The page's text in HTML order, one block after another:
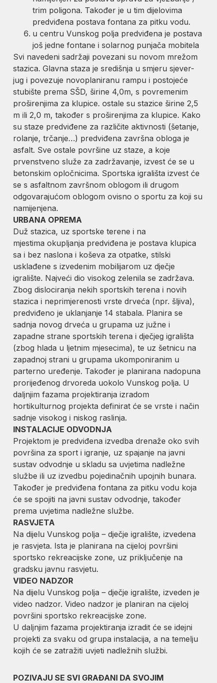
trim poligona. Također je u tim dijelovima
predviđena postava fontana za pitku vodu.
u centru Vunskog polja predviđena je postava
još jedne fontane i solarnog punjača mobitela
Svi navedeni sadržaji povezani su novom mrežom
stazica. Glavna staza je središnja u smjeru sjever-
jug i povezuje novoplaniranu rampu i postojeće
stubište prema SŠD, širine 4,0m, s povremenim
proširenjima za klupice. ostale su stazice širine 2,5
m ili 2,0 m, također s proširenjima za klupice. Kako
su staze predviđene za različite aktivnosti (šetanje,
rolanje, trčanje…) predviđena završna obloga je
asfalt. Sve ostale površine uz staze, a koje
prvenstveno služe za zadržavanje, izvest će se u
betonskim opločnicima. Sportska igrališta izvest će
se s asfaltnom završnom oblogom ili drugom
odgovarajućom oblogom ovisno o sportu za koji su
namijenjena.
URBANA OPREMA
Duž stazica, uz sportske terene i na
mjestima okupljanja predviđena je postava klupica
sa i bez naslona i koševa za otpatke, stilski
usklađene s izvedenim mobilijarom uz dječje
igralište. Najveći dio visokog zelenila se zadržava.
Zbog dislociranja nekih sportskih terena i novih
stazica i neprimjerenosti vrste drveća (npr. šljiva),
predviđeno je uklanjanje 14 stabala. Planira se
sadnja novog drveća u grupama uz južne i
zapadne strane sportskih terena i dječjeg igrališta
(zbog hlada u ljetnim mjesecima), te uz šetnicu na
zapadnoj strani u grupama ukomponiranim u
parterno uređenje. Također je planirana nadopuna
prorijeđenog drvoreda uokolo Vunskog polja. U
daljnjim fazama projektiranja izradom
hortikulturnog projekta definirat će se vrste i način
sadnje visokog i niskog raslinja.
INSTALACIJE ODVODNJA
Projektom je predviđena izvedba drenaže oko svih
površina za sport i igranje, uz spajanje na javni
sustav odvodnje u skladu sa uvjetima nadležne
službe ili uz izvedbu pojedinačnih upojnih bunara.
Također je predviđena fontana za pitku vodu koja
će se spojiti na javni sustav odvodnje, također
prema uvjetima nadležne službe.
RASVJETA
Na dijelu Vunskog polja – dječje igralište, izvedena
je rasvjeta. Ista je planirana na cijeloj površini
sportsko rekreacijske zone, uz priključenje na
gradsku javnu rasvjetu.
VIDEO NADZOR
Na dijelu Vunskog polja – dječje igralište, izveden je
video nadzor. Video nadzor je planiran na cijeloj
površini sportsko rekreacijske zone.
U daljnjim fazama projektiranja izradit će se idejni
projekti za svaku od grupa instalacija, a na temelju
kojih će se zatražiti uvjeti nadležnih službi.
POZIVAJU SE SVI GRAĐANI DA SVOJIM